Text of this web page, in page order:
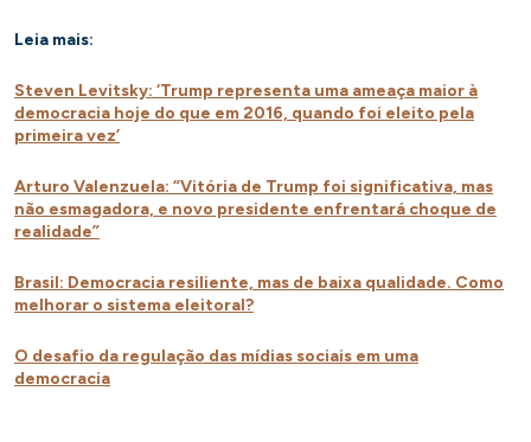
Leia mais:
Steven Levitsky: ‘Trump representa uma ameaça maior à
democracia hoje do que em 2016, quando foi eleito pela
primeira vez’
Arturo Valenzuela: “Vitória de Trump foi significativa, mas
não esmagadora, e novo presidente enfrentará choque de
realidade”
Brasil: Democracia resiliente, mas de baixa qualidade. Como
melhorar o sistema eleitoral?
O desafio da regulação das mídias sociais em uma
democracia